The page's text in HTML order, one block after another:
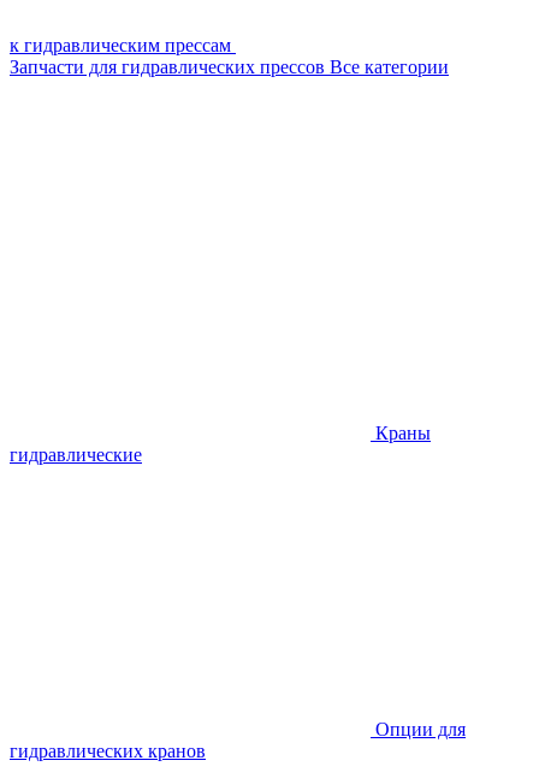
к гидравлическим прессам
Запчасти для гидравлических прессов Все категории
Краны
гидравлические
Опции для
гидравлических кранов